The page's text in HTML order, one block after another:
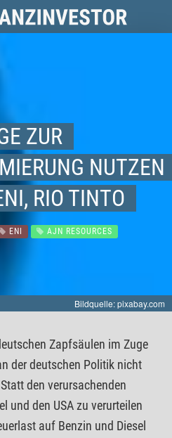
ZUR
NUTZEN
RIO TINTO
ENI AJN RESOURCES
Bildquelle: pixabay.com
Zapfsäulen im Zuge
der deutschen Politik nicht
den verursachenden
und den USA zu verurteilen
auf Benzin und Diesel